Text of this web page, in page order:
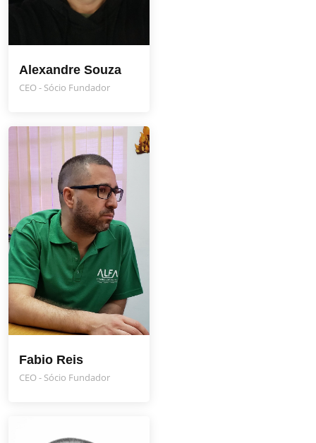
Alexandre Souza
CEO - Sócio Fundador
Fabio Reis
CEO - Sócio Fundador